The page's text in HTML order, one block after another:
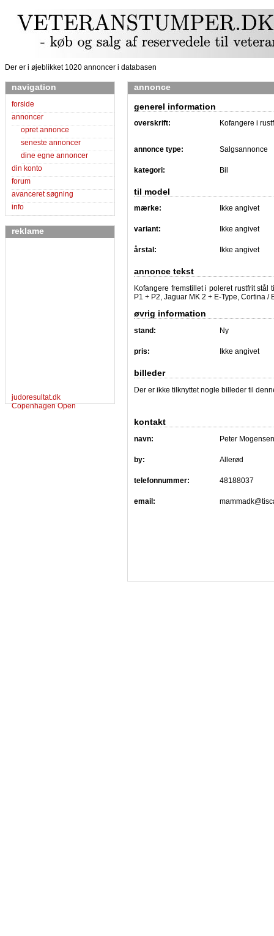
Der er i øjeblikket 1020 annoncer i databasen
navigation
forside
annoncer
opret annonce
seneste annoncer
dine egne annoncer
din konto
forum
avanceret søgning
info
reklame
judoresultat.dk
Copenhagen Open
annonce
generel information
overskrift: Kofangere i
annonce type: Salgsannonce
kategori: Bil
til model
mærke: Ikke angivet
variant: Ikke angivet
årstal: Ikke angivet
annonce tekst
Kofangere fremstillet i poleret rustfrit
P1 + P2, Jaguar MK 2 + E-Type, Cortina
øvrig information
stand: Ny
pris: Ikke angivet
billeder
Der er ikke tilknyttet nogle billeder til
kontakt
navn: Peter Mogensen
by: Allerød
telefonnummer: 48188037
email: